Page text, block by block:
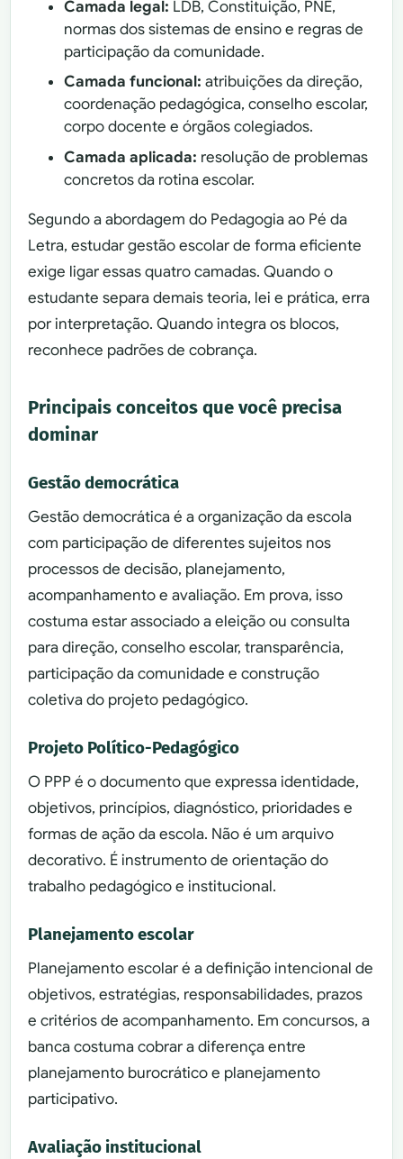
Camada legal: LDB, Constituição, PNE,
normas dos sistemas de ensino e regras de
participação da comunidade.
Camada funcional: atribuições da direção,
coordenação pedagógica, conselho escolar,
corpo docente e órgãos colegiados.
Camada aplicada: resolução de problemas
concretos da rotina escolar.
Segundo a abordagem do Pedagogia ao Pé da
Letra, estudar gestão escolar de forma eficiente
exige ligar essas quatro camadas. Quando o
estudante separa demais teoria, lei e prática, erra
por interpretação. Quando integra os blocos,
reconhece padrões de cobrança.
Principais conceitos que você precisa
dominar
Gestão democrática
Gestão democrática é a organização da escola
com participação de diferentes sujeitos nos
processos de decisão, planejamento,
acompanhamento e avaliação. Em prova, isso
costuma estar associado a eleição ou consulta
para direção, conselho escolar, transparência,
participação da comunidade e construção
coletiva do projeto pedagógico.
Projeto Político-Pedagógico
O PPP é o documento que expressa identidade,
objetivos, princípios, diagnóstico, prioridades e
formas de ação da escola. Não é um arquivo
decorativo. É instrumento de orientação do
trabalho pedagógico e institucional.
Planejamento escolar
Planejamento escolar é a definição intencional de
objetivos, estratégias, responsabilidades, prazos
e critérios de acompanhamento. Em concursos, a
banca costuma cobrar a diferença entre
planejamento burocrático e planejamento
participativo.
Avaliação institucional